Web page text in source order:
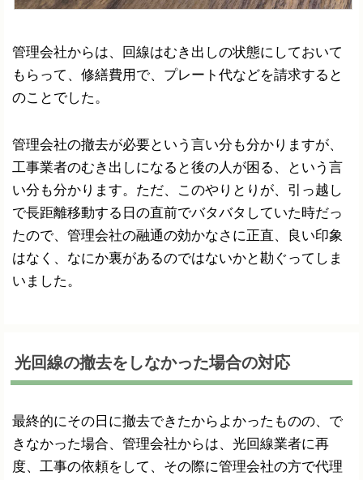
管理会社からは、回線はむき出しの状態にしておいて
もらって、修繕費用で、プレート代などを請求すると
のことでした。
管理会社の撤去が必要という言い分も分かりますが、
工事業者のむき出しになると後の人が困る、という言
い分も分かります。ただ、このやりとりが、引っ越し
で長距離移動する日の直前でバタバタしていた時だっ
たので、管理会社の融通の効かなさに正直、良い印象
はなく、なにか裏があるのではないかと勘ぐってしま
いました。
光回線の撤去をしなかった場合の対応
最終的にその日に撤去できたからよかったものの、で
きなかった場合、管理会社からは、光回線業者に再
度、工事の依頼をして、その際に管理会社の方で代理